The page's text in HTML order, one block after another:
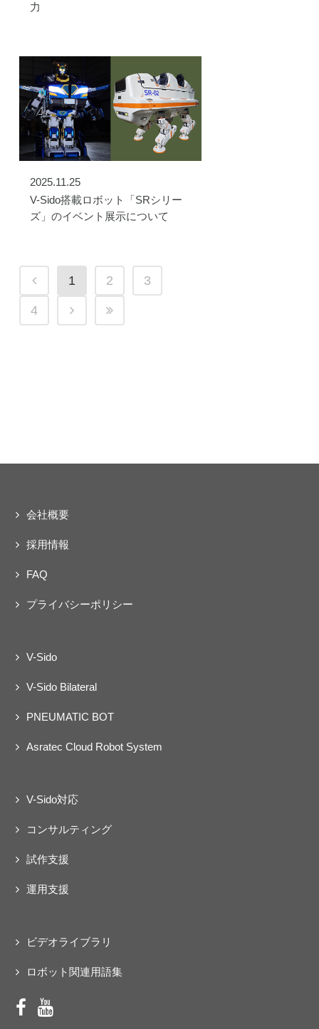
力
2025.11.25
V-Sido搭載ロボット「SRシリー
ズ」のイベント展示について
1 2 3
4
会社概要
採用情報
FAQ
プライバシーポリシー
V-Sido
V-Sido Bilateral
PNEUMATIC BOT
Asratec Cloud Robot System
V-Sido対応
コンサルティング
試作支援
運用支援
ビデオライブラリ
ロボット関連用語集